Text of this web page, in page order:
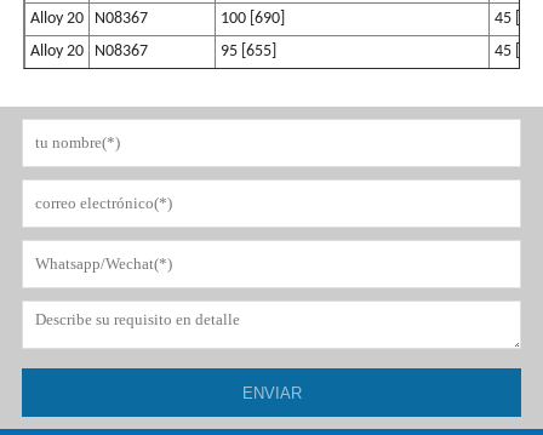
Alloy 20
N08367 100 [690]
45
Alloy 20
N08367 95 [655] 45